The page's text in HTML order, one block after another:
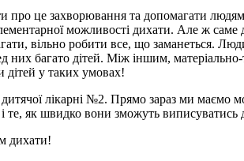
це захворювання та допомагати
можливості дихати. Але ж
вільно робити все, що заманеться.
багато дітей. Між іншим, матеріально-
дітей у таких умовах!
лікарні №2. Прямо зараз ми маємо
те, як швидко вони зможуть виписуватись
дихати!